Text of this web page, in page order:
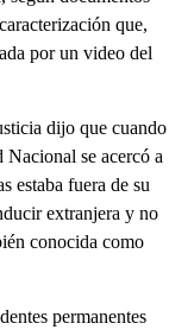
que,
por un video del
dijo que cuando
Nacional se acercó a
estaba fuera de su
extranjera y no
conocida como
permanentes